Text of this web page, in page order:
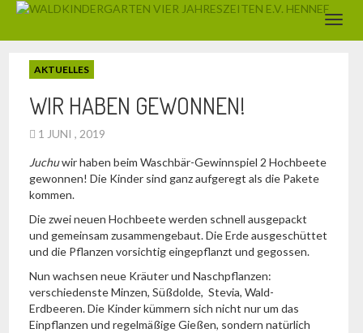
AKTUELLES
WIR HABEN GEWONNEN!
1 JUNI , 2019
Juchuwir haben beim Waschbär-Gewinnspiel 2 Hochbeete
gewonnen! Die Kinder sind ganz aufgeregt als die Pakete
kommen.
Die zwei neuen Hochbeete werden schnell ausgepackt
und gemeinsam zusammengebaut. Die Erde ausgeschüttet
und die Pflanzen vorsichtig eingepflanzt und gegossen.
Nun wachsen neue Kräuter und Naschpflanzen:
verschiedenste Minzen, Süßdolde, Stevia, Wald-
Erdbeeren. Die Kinder kümmern sich nicht nur um das
Einpflanzen und regelmäßige Gießen, sondern natürlich